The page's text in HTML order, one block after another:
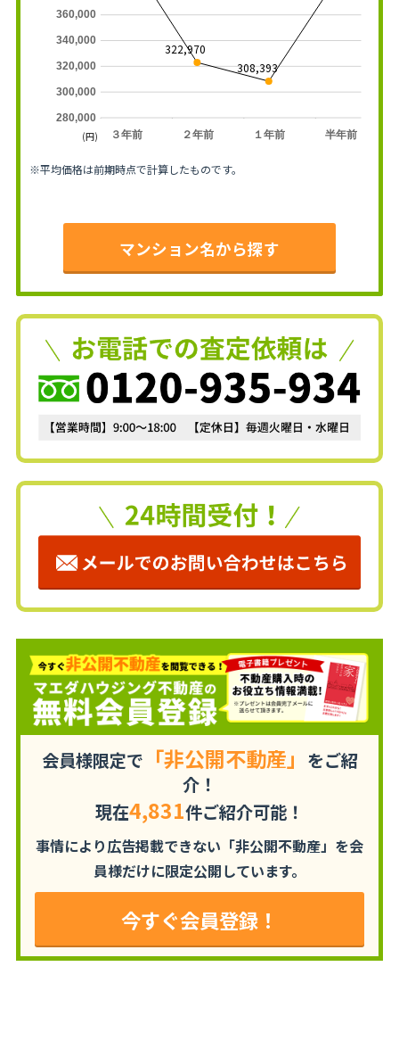
３年前 ２年前 １年前 半年前
280,000
300,000
320,000
340,000
360,000
322,970
308,393
(円)
※平均価格は前期時点で計算したものです。
マンション名から探す
会員様限定で 「非公開不動産」 をご紹
介！
現在4,831件ご紹介可能！
事情により広告掲載できない「非公開不動産」を会
員様だけに限定公開しています。
今すぐ会員登録！